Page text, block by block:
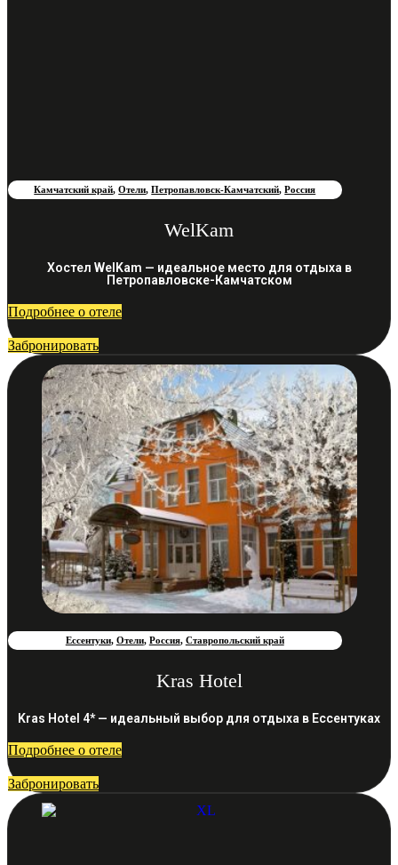
Камчатский край,Отели,Петропавловск-Камчатский,Россия
WelKam
Хостел WelKam — идеальное место для отдыха в
Петропавловске-Камчатском
Подробнее о отеле
Забронировать
Ессентуки, Отели, Россия, Ставропольский край
Kras Hotel
Kras Hotel 4* — идеальный выбор для отдыха в Ессентуках
Подробнее о отеле
Забронировать